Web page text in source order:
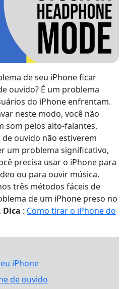
de seu iPhone ficar
ouvido? É um problema
do iPhone enfrentam.
neste modo, você não
som pelos alto-falantes,
ouvido não estiverem
um problema significativo,
precisa usar o iPhone para
ou para ouvir música.
três métodos fáceis de
de um iPhone preso no
Dica : Como tirar o iPhone do
iPhone
de ouvido